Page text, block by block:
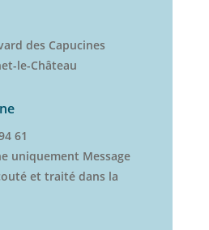
des Capucines
le-Château
61
uniquement Message
et traité dans la